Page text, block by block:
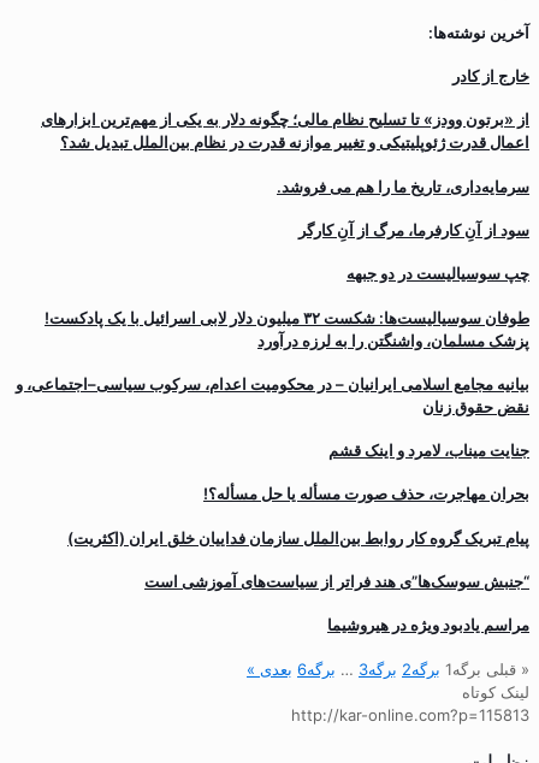
آخرین نوشته‌ها:
خارج از کادر
از «برتون وودز» تا تسلیح نظام مالی؛ چگونه دلار به یکی از مهم‌ترین ابزارهای
اعمال قدرت ژئوپلیتیکی و تغییر موازنه قدرت در نظام بین‌الملل تبدیل شد؟
سرمایه‌داری، تاریخ ما را هم می فروشد.
سود از آنِ کارفرما، مرگ از آنِ کارگر
چپ سوسیالیست در دو جبهه
طوفان سوسیالیست‌ها: شکست ۳۲ میلیون دلار لابی اسرائیل با یک پادکست!
پزشک مسلمان، واشنگتن را به لرزه درآورد
بیانیه مجامع اسلامی ایرانیان – در محکومیت اعدام، سرکوب سیاسی–اجتماعی، و
نقض حقوق زنان
جنایت میناب، لامرد و اینک قشم
بحران مهاجرت‌، حذف صورت مسأله یا حل مسأله؟!
پیام تبریک گروه کار روابط بین‌الملل سازمان فداییان خلق ایران (اکثریت)
“جنبش سوسک‌ها”ی هند فراتر از سیاست‌های آموزشی است
مراسم یادبود ویژه در هیروشیما
« قبلی برگه1 برگه2 برگه3
… برگه6 بعدی »
لینک کوتاه
http://kar-online.com?p=115813